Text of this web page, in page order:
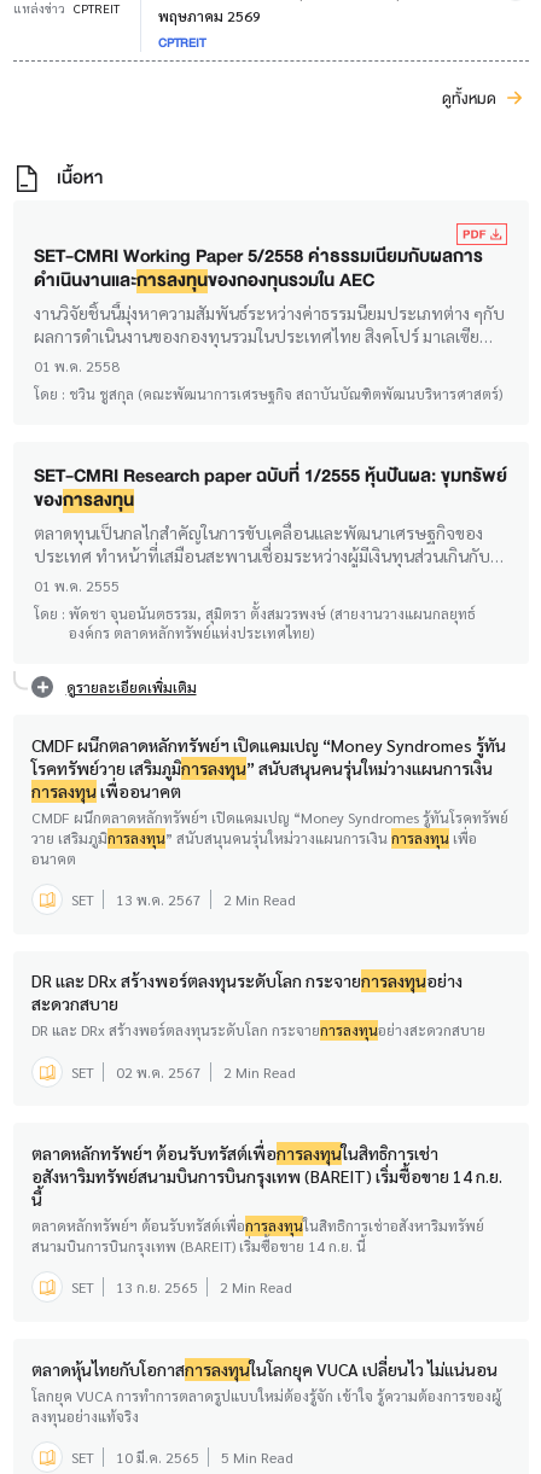
แหล่งข่าว CPTREIT พฤษภาคม 2569
CPTREIT
ดูทั้งหมด
เนื้อหา
SET-CMRI Working Paper 5/2558 ค่าธรรมเนียมกับผลการ
ดำเนินงานและการลงทุนของกองทุนรวมใน AEC
งานวิจัยชิ้นนี้มุ่งหาความสัมพันธ์ระหว่างค่าธรรมนียมประเภทต่าง ๆกับ
ผลการดำเนินงานของกองทุนรวมในประเทศไทย สิงคโปร์ มาเลเซีย
อินโดนีเซีย และฟิลิปปินส์
01 พ.ค. 2558
โดย : ชวิน ชูสกุล (คณะพัฒนาการเศรษฐกิจ สถาบันบัณฑิตพัฒนบริหารศาสตร์)
SET-CMRI Research paper ฉบับที่ 1/2555 หุ้นปันผล: ขุมทรัพย์
ของการลงทุน
ตลาดทุนเป็นกลไกสำคัญในการขับเคลื่อนและพัฒนาเศรษฐกิจของ
ประเทศ ทำหน้าที่เสมือนสะพานเชื่อมระหว่างผู้มีเงินทุนส่วนเกินกับ
ภาคธุรกิจ
01 พ.ค. 2555
โดย : พัดชา จุนอนันตธรรม, สุมิตรา ตั้งสมวรพงษ์ (สายงานวางแผนกลยุทธ์
องค์กร ตลาดหลักทรัพย์แห่งประเทศไทย)
ดูรายละเอียดเพิ่มเติม
CMDF ผนึกตลาดหลักทรัพย์ฯ เปิดแคมเปญ “Money Syndromes รู้ทัน
โรคทรัพย์วาย เสริมภูมิการลงทุน” สนับสนุนคนรุ่นใหม่วางแผนการเงิน
การลงทุนเพื่ออนาคต
CMDF ผนึกตลาดหลักทรัพย์ฯ เปิดแคมเปญ “Money Syndromes รู้ทันโรคทรัพย์
วาย เสริมภูมิการลงทุน” สนับสนุนคนรุ่นใหม่วางแผนการเงินการลงทุน เพื่อ
อนาคต
SET 13 พ.ค. 2567 2 Min Read
DR และ DRx สร้างพอร์ตลงทุนระดับโลก กระจายการลงทุนอย่าง
สะดวกสบาย
DR และ DRx สร้างพอร์ตลงทุนระดับโลก กระจายการลงทุนอย่างสะดวกสบาย
SET 02 พ.ค. 2567 2 Min Read
ตลาดหลักทรัพย์ฯ ต้อนรับทรัสต์เพื่อการลงทุนในสิทธิการเช่า
อสังหาริมทรัพย์สนามบินการบินกรุงเทพ (BAREIT) เริ่มซื้อขาย 14 ก.ย.
นี้
ตลาดหลักทรัพย์ฯ ต้อนรับทรัสต์เพื่อการลงทุนในสิทธิการเช่าอสังหาริมทรัพย์
สนามบินการบินกรุงเทพ (BAREIT) เริ่มซื้อขาย 14 ก.ย. นี้
SET 13 ก.ย. 2565 2 Min Read
ตลาดหุ้นไทยกับโอกาสการลงทุนในโลกยุค VUCA เปลี่ยนไว ไม่แน่นอน
โลกยุค VUCA การทำการตลาดรูปแบบใหม่ต้องรู้จัก เข้าใจ รู้ความต้องการของผู้
ลงทุนอย่างแท้จริง
SET 10 มี.ค. 2565 5 Min Read